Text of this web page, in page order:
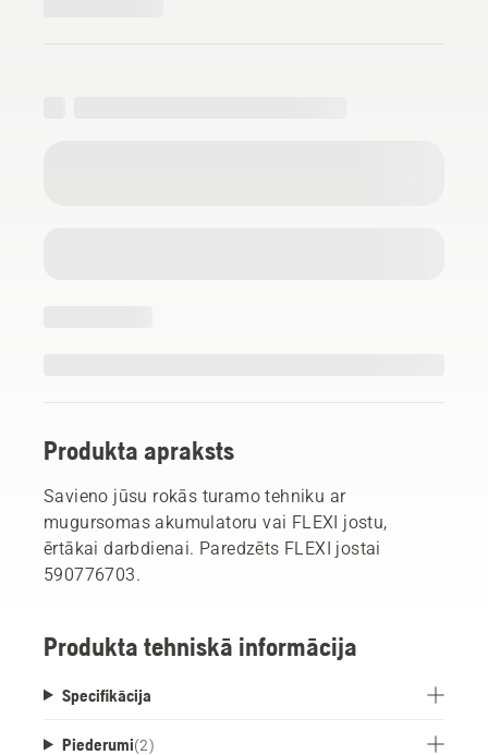
Produkta apraksts
Savieno jūsu rokās turamo tehniku ar
mugursomas akumulatoru vai FLEXI jostu,
ērtākai darbdienai. Paredzēts FLEXI jostai
590776703.
Produkta tehniskā informācija
Specifikācija
Piederumi(2)